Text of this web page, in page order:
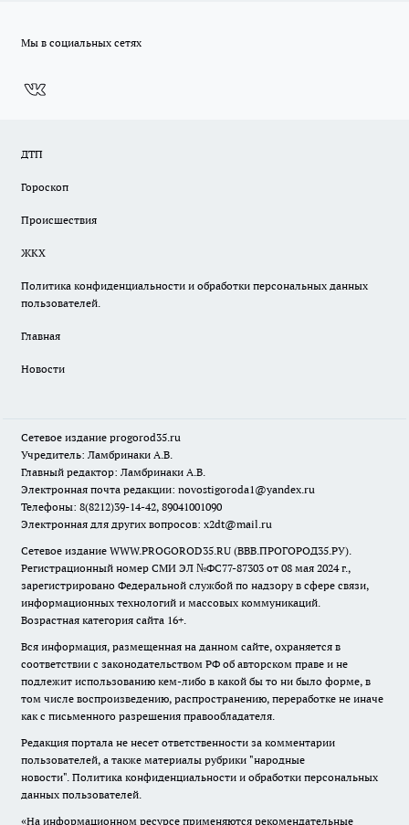
Мы в социальных сетях
ДТП
Гороскоп
Происшествия
ЖКХ
Политика конфиденциальности и обработки персональных данных
пользователей.
Главная
Новости
Сетевое издание progorod35.ru
Учредитель: Ламбринаки А.В.
Главный редактор: Ламбринаки А.В.
Электронная почта редакции: novostigoroda1@yandex.ru
Телефоны: 8(8212)39-14-42, 89041001090
Электронная для других вопросов: x2dt@mail.ru
Сетевое издание WWW.PROGOROD35.RU (ВВВ.ПРОГОРОД35.РУ).
Регистрационный номер СМИ ЭЛ №ФС77-87303 от 08 мая 2024 г.,
зарегистрировано Федеральной службой по надзору в сфере связи,
информационных технологий и массовых коммуникаций.
Возрастная категория сайта 16+.
Вся информация, размещенная на данном сайте, охраняется в
соответствии с законодательством РФ об авторском праве и не
подлежит использованию кем-либо в какой бы то ни было форме, в
том числе воспроизведению, распространению, переработке не иначе
как с письменного разрешения правообладателя.
Редакция портала не несет ответственности за комментарии
пользователей, а также материалы рубрики "народные
новости". Политика конфиденциальности и обработки персональных
данных пользователей.
«На информационном ресурсе применяются рекомендательные